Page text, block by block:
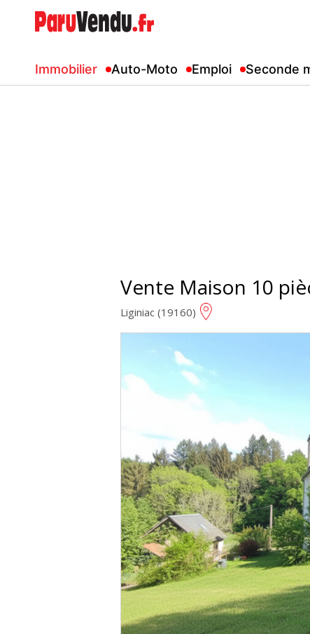
Immobilier Auto-Moto Emploi Seconde
Vente Maison 10
Liginiac (19160)